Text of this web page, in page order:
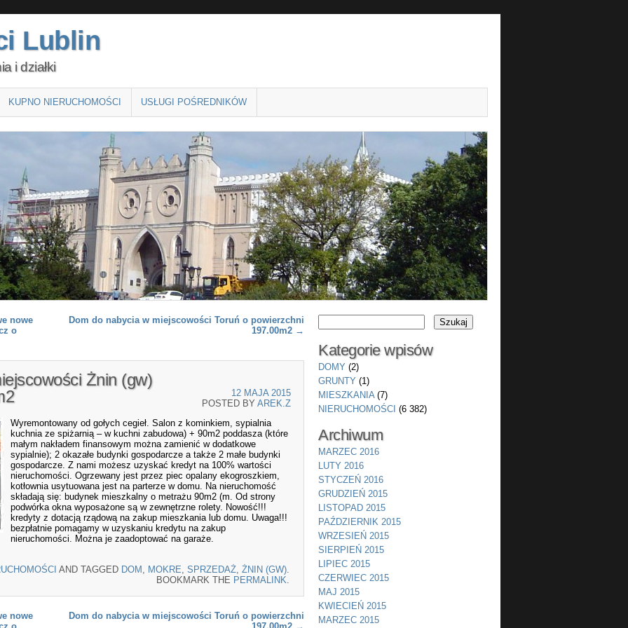
Lublin
i działki
KUPNO NIERUCHOMOŚCI USŁUGI POŚREDNIKÓW
nowe
o
Dom do nabycia w miejscowości Toruń o powierzchni
197.00m2 →
Żnin (gw)
12 MAJA 2015
POSTED BY AREK.Z
Wyremontowany od gołych cegieł. Salon z kominkiem, sypialnia
kuchnia ze spiżarnią – w kuchni zabudowa) + 90m2 poddasza (które
małym nakładem finansowym można zamienić w dodatkowe
sypialnie); 2 okazałe budynki gospodarcze a także 2 małe budynki
gospodarcze. Z nami możesz uzyskać kredyt na 100% wartości
nieruchomości. Ogrzewany jest przez piec opalany ekogroszkiem,
kotłownia usytuowana jest na parterze w domu. Na nieruchomość
składają się: budynek mieszkalny o metrażu 90m2 (m. Od strony
podwórka okna wyposażone są w zewnętrzne rolety. Nowość!!!
kredyty z dotacją rządową na zakup mieszkania lub domu. Uwaga!!!
bezpłatnie pomagamy w uzyskaniu kredytu na zakup
nieruchomości. Można je zaadoptować na garaże.
AND TAGGED DOM MOKRE SPRZEDAŻ ŻNIN (GW)
BOOKMARK THE PERMALINK
nowe
Dom do nabycia w miejscowości Toruń o powierzchni
Kategorie wpisów
DOMY (2)
GRUNTY (1)
MIESZKANIA(7)
NIERUCHOMOŚCI (6 382)
Archiwum
MARZEC 2016
LUTY 2016
STYCZEŃ 2016
GRUDZIEŃ 2015
LISTOPAD 2015
PAŹDZIERNIK 2015
WRZESIEŃ 2015
SIERPIEŃ 2015
LIPIEC 2015
CZERWIEC 2015
MAJ 2015
KWIECIEŃ 2015
MARZEC 2015